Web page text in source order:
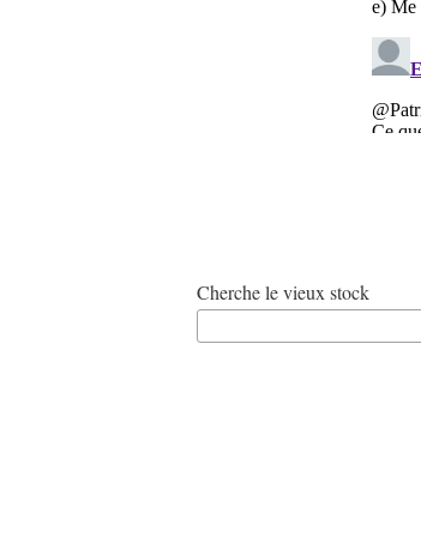
Cherche le vieux stock